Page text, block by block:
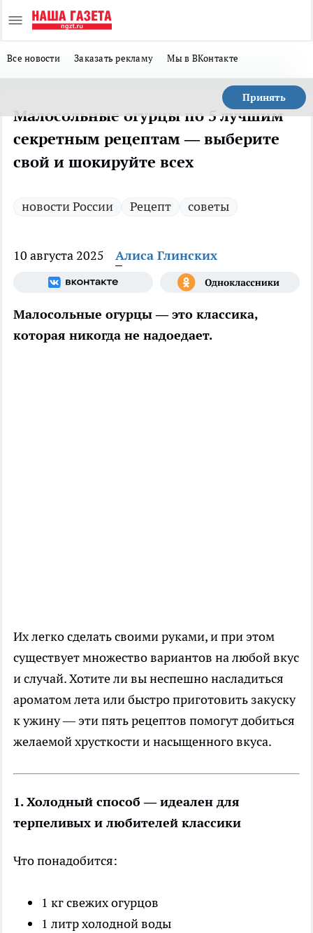
Все новости Заказать рекламу Мы в ВКонтакте
Принять
Малосольные огурцы по 5 лучшим
секретным рецептам — выберите
свой и шокируйте всех
новости России Рецепт советы
10 августа 2025 Алиса Глинских
Малосольные огурцы — это классика,
которая никогда не надоедает.
Их легко сделать своими руками, и при этом
существует множество вариантов на любой вкус
и случай. Хотите ли вы неспешно насладиться
ароматом лета или быстро приготовить закуску
к ужину — эти пять рецептов помогут добиться
желаемой хрусткости и насыщенного вкуса.
1. Холодный способ — идеален для
терпеливых и любителей классики
Что понадобится:
1 кг свежих огурцов
1 литр холодной воды